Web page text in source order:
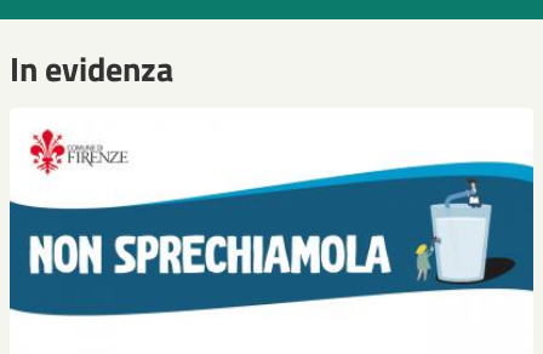
In evidenza